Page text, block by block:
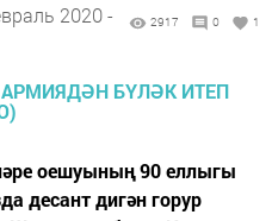
2020 -
2917 0 1
оешуының 90 еллыгы
десант дигән горур